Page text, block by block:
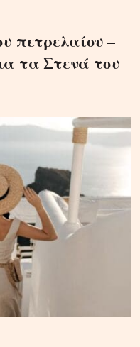
πετρελαίου –
τα Στενά του